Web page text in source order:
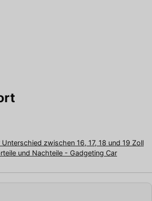
zwischen 16, 17, 18 und 19 Zoll
und Nachteile - Gadgeting Car